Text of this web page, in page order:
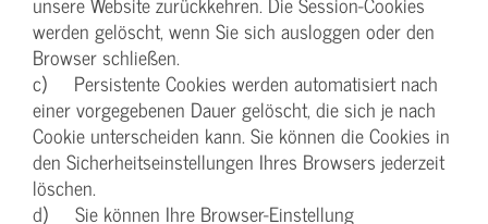
werden gelöscht, wenn Sie sich ausloggen oder den
Browser schließen.
c) Persistente Cookies werden automatisiert nach
einer vorgegebenen Dauer gelöscht, die sich je nach
Cookie unterscheiden kann. Sie können die Cookies in
den Sicherheitseinstellungen Ihres Browsers jederzeit
löschen.
d) Sie können Ihre Browser-Einstellung